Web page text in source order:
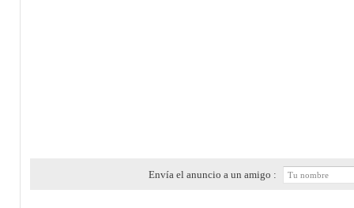
Envía el anuncio a un amigo :